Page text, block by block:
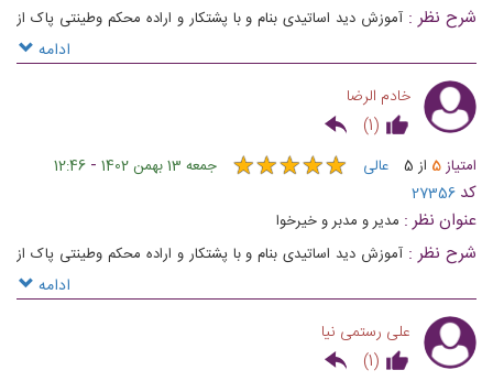
شرح نظر : آموزش دید اساتیدی بنام و با پشتکار و اراده محکم وطینتی پاک از
ایشان انتظار هم همین خواهد بود لیاقت بالاترینها شایسته ایشان است من حدود
ادامه
خادم الرضا
(
1
)
امتیاز5 از 5 عالی ★★★★★
★★★★★ جمعه 13 بهمن 1402 -
12:46
کد 27356
عنوان نظر : مدیر و مدبر و خیرخوا
شرح نظر : آموزش دید اساتیدی بنام و با پشتکار و اراده محکم وطینتی پاک از
ایشان انتظار هم همین خواهد بود لیاقت بالاترینها شایسته ایشان است من حدود
ادامه
علی رستمی نیا
(
1
)